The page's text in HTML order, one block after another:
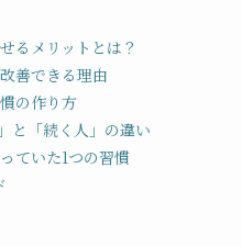
るメリットとは？
善できる理由
の作り方
と「続く人」の違い
ていた1つの習慣